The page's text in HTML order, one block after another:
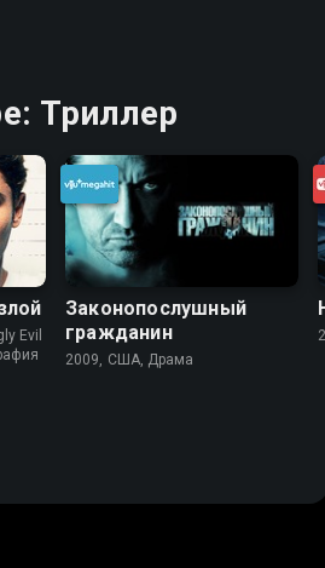
Триллер
Evil
Законопослушный
гражданин
2009, США, Драма